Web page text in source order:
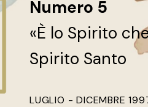
Numero 5
«È lo Spirito
Spirito Santo
LUGLIO - DICEMBRE